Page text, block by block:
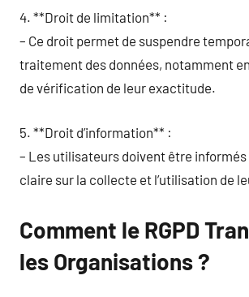
4. **Droit de limitation** :
– Ce droit permet de suspendre
traitement des données, notamment
de vérification de leur exactitude.
5. **Droit d’information** :
– Les utilisateurs doivent être informés
claire sur la collecte et l’utilisation de
Comment le RGPD
les Organisations ?